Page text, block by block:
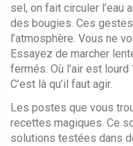
sel, on fait circuler l’eau
des bougies. Ces
l’atmosphère. Vous ne
Essayez de marcher
fermés. Où l’air est
C’est là qu’il faut agir.
Les postes que vous
recettes magiques. Ce
solutions testées dans